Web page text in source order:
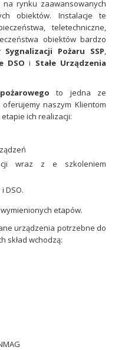
na rynku zaawansowanych
obiektów. Instalacje te
teletechniczne,
obiektów bardzo
Sygnalizacji Pożaru SSP,
DSO i Stałe Urządzenia
to jedna ze
naszym Klientom
etapie ich realizacji:
wraz z e szkoleniem
DSO.
etapów.
urządzenia potrzebne do
skład wchodzą: